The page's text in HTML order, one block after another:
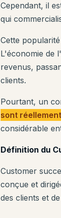
Cependant, il
qui
Cette
L'économie de
revenus,
clients.
Pourtant, un
sont
considérable
Définition du
Customer
conçue et
des clients et